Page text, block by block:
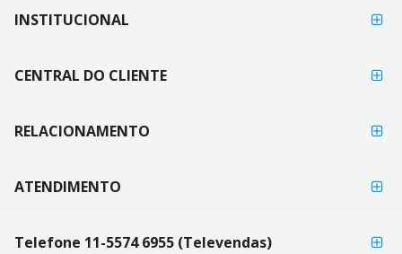
FORMAS
FORMAS DE
PAGAMENTO
INSTITUCIONAL
CENTRAL DO CLIENTE
RELACIONAMENTO
ATENDIMENTO
Telefone 11-5574 6955 (Televendas)